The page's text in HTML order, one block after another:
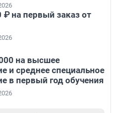
₽ на первый заказ от
на высшее
и среднее специальное
в первый год обучения